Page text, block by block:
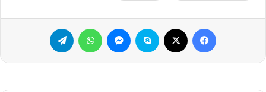
فيسبوك سكايب ماسنجر واتساب